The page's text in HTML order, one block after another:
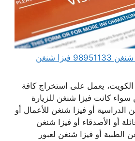
مكتب استخراج فيزا شنغن 98951133 فيزا شنغن
يعمل على استخراج كافة
سواء كانت فيزا شنغن للزيارة
الدراسية أو فيزا شنغن للأعمال أو
أو الأصدقاء أو فيزا شنغن
الطبية أو فيزا شنغن لعبور